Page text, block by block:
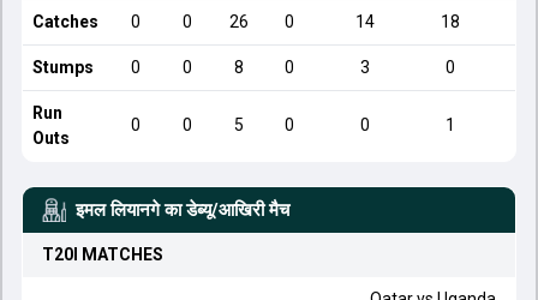
Catches 0 0 26 0 14 18
Stumps 0 0 8 0 3 0
Run
Outs
0 0 5 0 0 1
इमल लियानगे का डेब्यू/आखिरी मैच
T20I MATCHES